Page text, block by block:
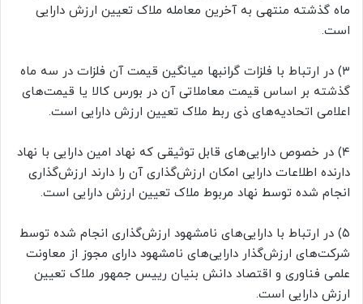
ماه گذشته منتهی به آخرین معامله ملاک تعیین ارزش دارایی
است.
۳) در ارتباط با فلزات گرانبها میانگین قیمت آن فلزات در سه ماه
گذشته بر اساس قیمت معاملاتی آن در بورس کالا یا قیمت‌های
اعلامی اتحادیه‌های ذی ربط ملاک تعیین ارزش دارایی است.
۴) در خصوص دارایی‌های قابل توثیقی که نهاد امین دارایی با نهاد
دارنده اطلاعات دارایی امکان ارزش‌گذاری آن را دارند ارزش‌گذاری
انجام شده توسط نهاد مربوط ملاک تعیین ارزش دارایی است.
۵) در ارتباط با دارایی‌های نامشهود ارزش‌گذاری انجام شده توسط
شرکت‌های ارزش‌گذار دارایی‌های نامشهود دارای مجوز از معاونت
علمی فناوری و اقتصاد دانش بنیان رییس جمهور ملاک تعیین
ارزش دارایی است.